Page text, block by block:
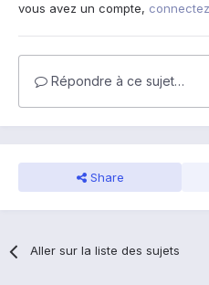
vous avez un compte,
Répondre à ce sujet…
Share
Aller sur la liste des sujets